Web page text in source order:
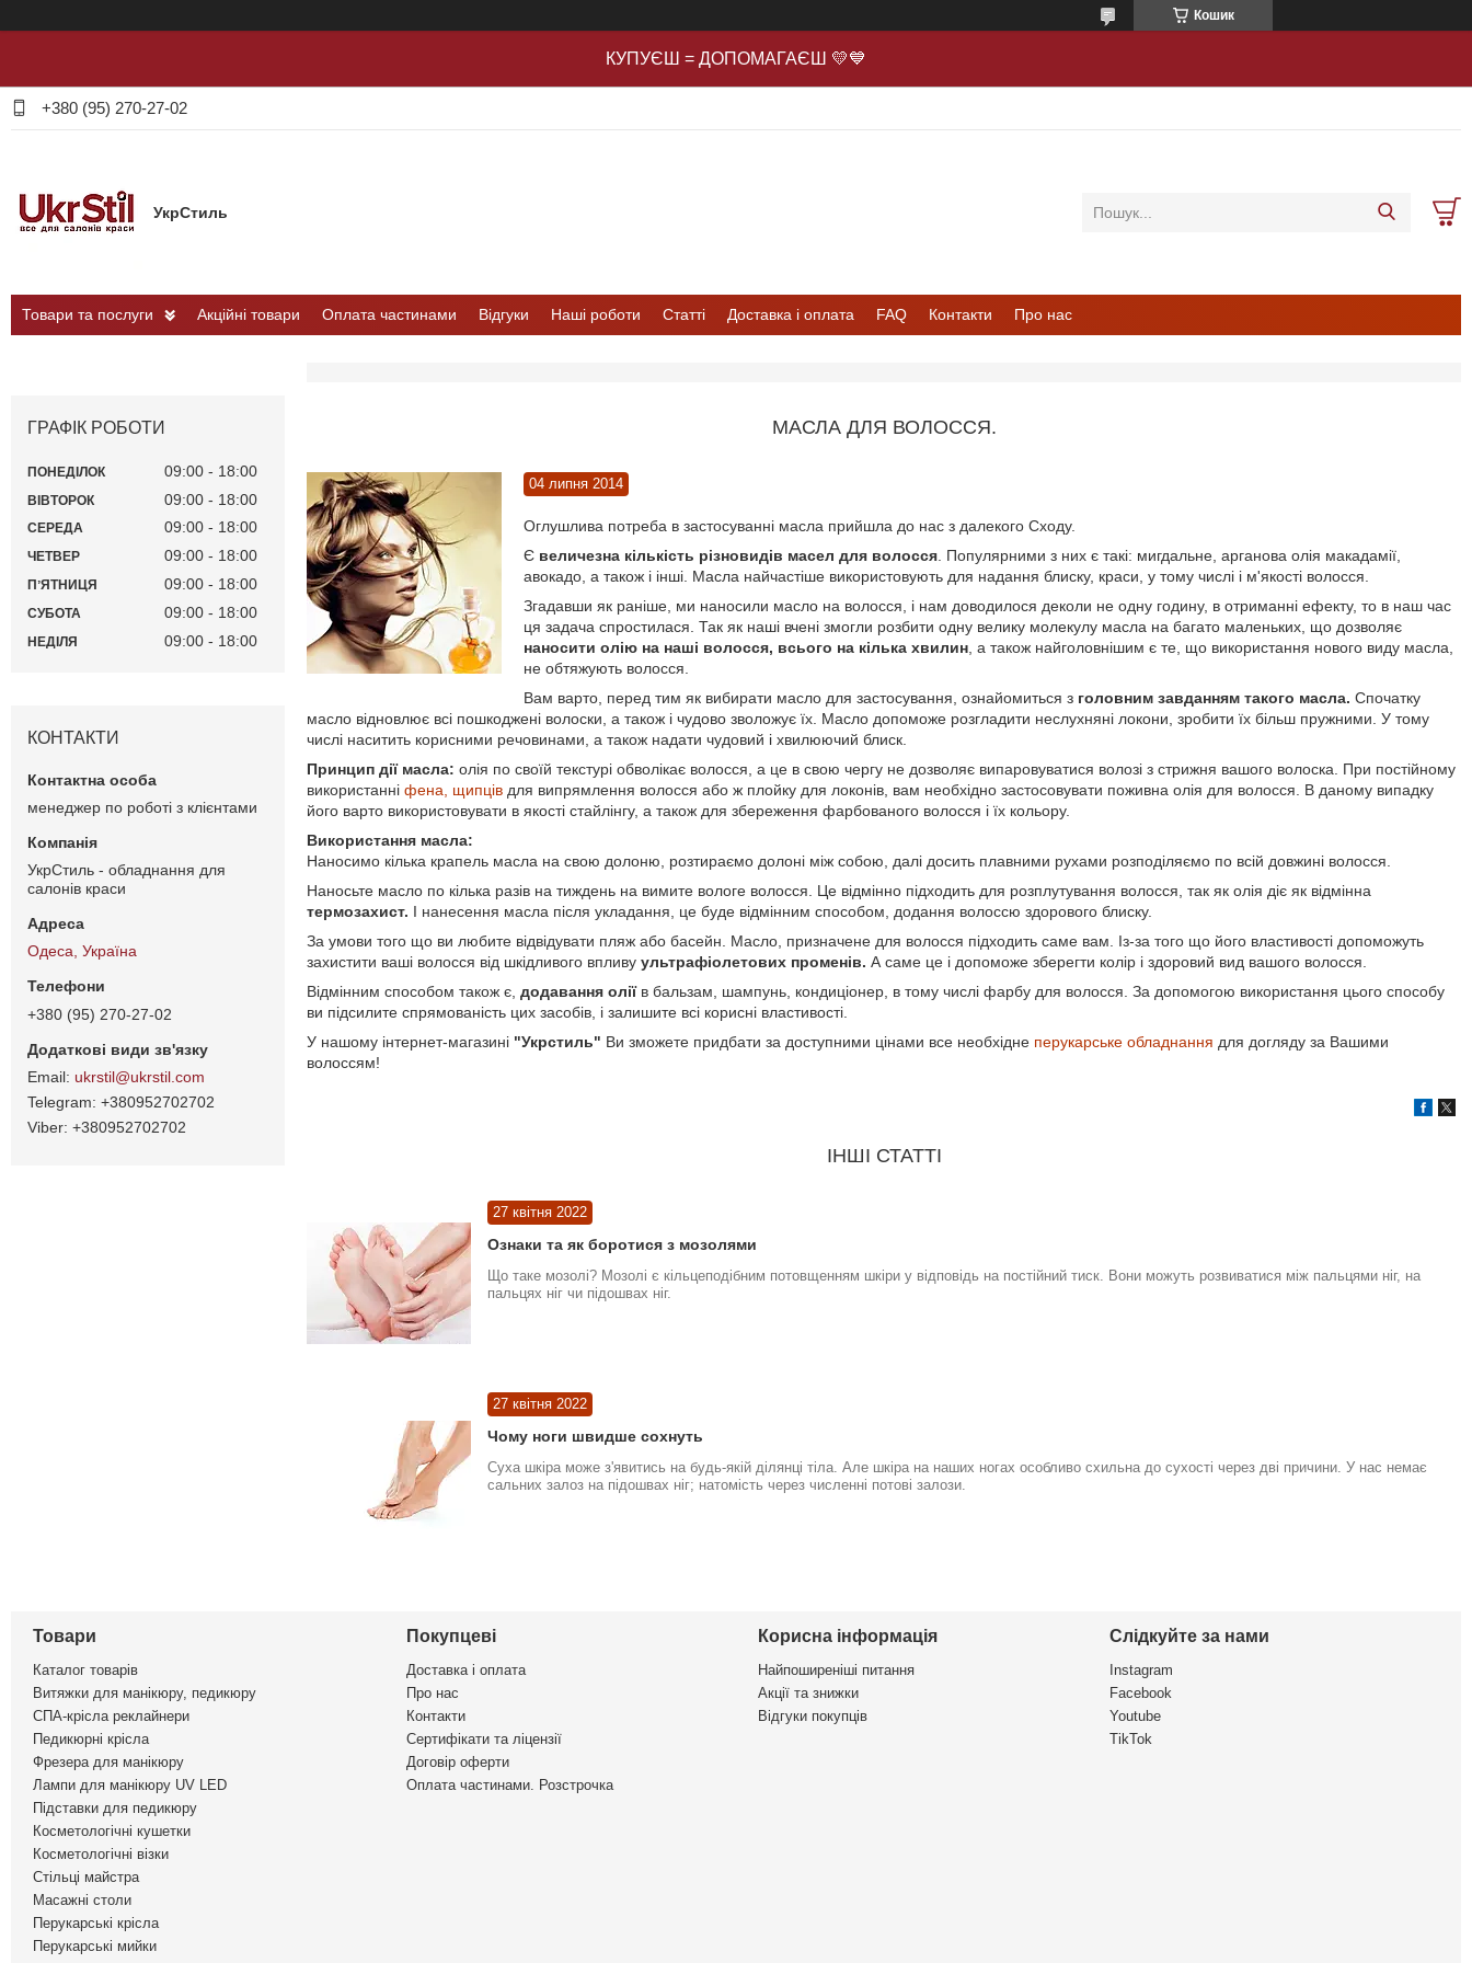
Кошик
КУПУЄШ = ДОПОМАГАЄШ 💛💙
+380 (95) 270-27-02
УкрСтиль
Товари та послуги Акційні товари Оплата частинами Відгуки Наші роботи Статті Доставка і оплата FAQ Контакти Про нас
МАСЛА ДЛЯ ВОЛОССЯ.
04 липня 2014
Оглушлива потреба в застосуванні масла прийшла до нас з далекого Сходу.
Є величезна кількість різновидів масел для волосся . Популярними з них є такі: мигдальне, арганова олія макадамії,
авокадо, а також і інші. Масла найчастіше використовують для надання блиску, краси, у тому числі і м'якості волосся.
Згадавши як раніше, ми наносили масло на волосся, і нам доводилося деколи не одну годину, в отриманні ефекту, то в наш час
ця задача спростилася. Так як наші вчені змогли розбити одну велику молекулу масла на багато маленьких, що дозволяє
наносити олію на наші волосся, всього на кілька хвилин , а також найголовнішим є те, що використання нового виду масла,
не обтяжують волосся.
Вам варто, перед тим як вибирати масло для застосування, ознайомиться з головним завданням такого масла. Спочатку
масло відновлює всі пошкоджені волоски, а також і чудово зволожує їх. Масло допоможе розгладити неслухняні локони, зробити їх більш пружними. У тому
числі наситить корисними речовинами, а також надати чудовий і хвилюючий блиск.
Принцип дії масла: олія по своїй текстурі обволікає волосся, а це в свою чергу не дозволяє випаровуватися волозі з стрижня вашого волоска. При постійному
використанні фена, щипців для випрямлення волосся або ж плойку для локонів, вам необхідно застосовувати поживна олія для волосся. В даному випадку
його варто використовувати в якості стайлінгу, а також для збереження фарбованого волосся і їх кольору.
Використання масла:
Наносимо кілька крапель масла на свою долоню, розтираємо долоні між собою, далі досить плавними рухами розподіляємо по всій довжині волосся.
Наносьте масло по кілька разів на тиждень на вимите вологе волосся. Це відмінно підходить для розплутування волосся, так як олія діє як відмінна
термозахист. І нанесення масла після укладання, це буде відмінним способом, додання волоссю здорового блиску.
За умови того що ви любите відвідувати пляж або басейн. Масло, призначене для волосся підходить саме вам. Із-за того що його властивості допоможуть
захистити ваші волосся від шкідливого впливу ультрафіолетових променів. А саме це і допоможе зберегти колір і здоровий вид вашого волосся.
Відмінним способом також є, додавання олії в бальзам, шампунь, кондиціонер, в тому числі фарбу для волосся. За допомогою використання цього способу
ви підсилите спрямованість цих засобів, і залишите всі корисні властивості.
У нашому інтернет-магазині "Укрстиль" Ви зможете придбати за доступними цінами все необхідне перукарське обладнання для догляду за Вашими
волоссям!
ІНШІ СТАТТІ
27 квітня 2022
Ознаки та як боротися з мозолями
Що таке мозолі? Мозолі є кільцеподібним потовщенням шкіри у відповідь на постійний тиск. Вони можуть розвиватися між пальцями ніг, на
пальцях ніг чи підошвах ніг.
27 квітня 2022
Чому ноги швидше сохнуть
Суха шкіра може з'явитись на будь-якій ділянці тіла. Але шкіра на наших ногах особливо схильна до сухості через дві причини. У нас немає
сальних залоз на підошвах ніг; натомість через численні потові залози.
ГРАФІК РОБОТИ
ПОНЕДІЛОК 09:00 18:00
ВІВТОРОК 09:00 18:00
СЕРЕДА 09:00 18:00
ЧЕТВЕР 09:00 18:00
ПʼЯТНИЦЯ 09:00 18:00
СУБОТА 09:00 18:00
НЕДІЛЯ 09:00 18:00
КОНТАКТИ
менеджер по роботі з клієнтами
УкрСтиль - обладнання для
салонів краси
Одеса, Україна
+380 (95) 270-27-02
ukrstil@ukrstil.com
+380952702702
+380952702702
Товари
Каталог товарів
Витяжки для манікюру, педикюру
СПА-крісла реклайнери
Педикюрні крісла
Фрезера для манікюру
Лампи для манікюру UV LED
Підставки для педикюру
Косметологічні кушетки
Косметологічні візки
Стільці майстра
Масажні столи
Перукарські крісла
Перукарські мийки
Покупцеві
Доставка і оплата
Про нас
Контакти
Сертифікати та ліцензії
Договір оферти
Оплата частинами. Розстрочка
Корисна інформація
Найпоширеніші питання
Акції та знижки
Відгуки покупців
Слідкуйте за нами
Instagram
Facebook
Youtube
TikTok